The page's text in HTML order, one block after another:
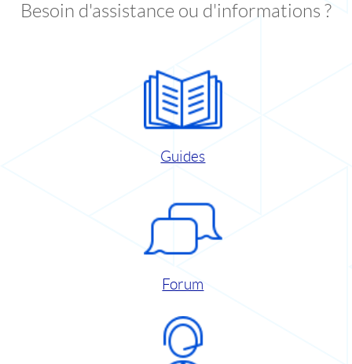
Besoin d'assistance ou d'informations ?
Guides
Forum